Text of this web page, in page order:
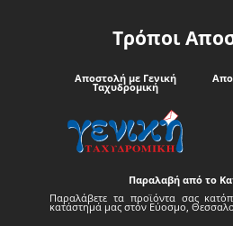
Τρόποι
Αποστολή με Γενική
Ταχυδρομική
Παραλαβή από το
Παραλάβετε τα προϊόντα σας
κατάστημά μας στον Εύοσμο,